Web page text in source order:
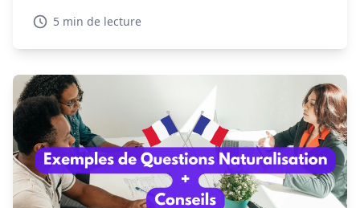
essentiel pour retrouver votre décret.
5 min de lecture